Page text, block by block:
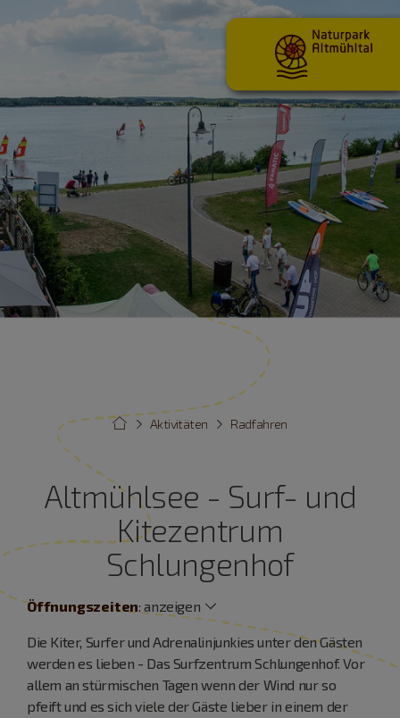
Radfahren
Aktivitäten
Altmühlsee - Surf- und
Kitezentrum
Schlungenhof
Öffnungszeiten:anzeigen
Die Kiter, Surfer und Adrenalinjunkies unter den Gästen
werden es lieben - Das Surfzentrum Schlungenhof. Vor
allem an stürmischen Tagen wenn der Wind nur so
pfeift und es sich viele der Gäste lieber in einem der